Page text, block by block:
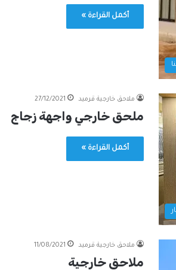
أكمل القراءة »
ملاحق خارجية قرميد 27/12/2021
ملحق خارجي واجهة زجاج
أكمل القراءة »
ملاحق خارجية قرميد 11/08/2021
ملاحق خارجية